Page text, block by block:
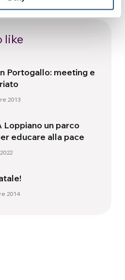
like
Portogallo: meeting e
2013
Loppiano un parco
educare alla pace
2014